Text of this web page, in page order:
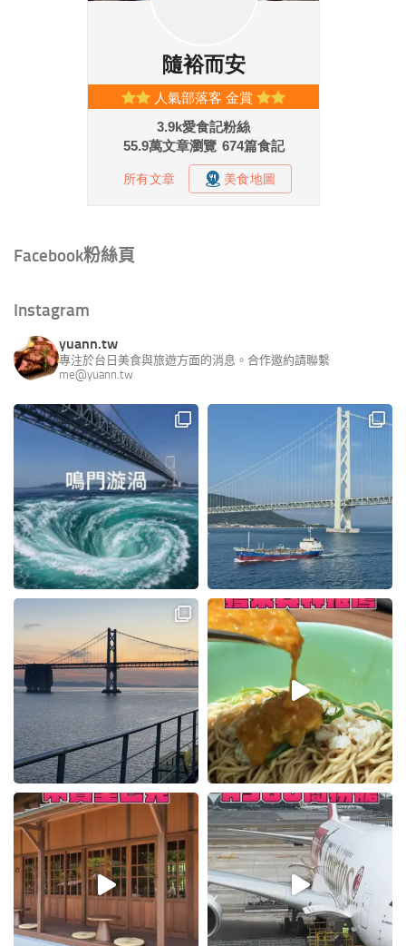
Facebook粉絲頁
Instagram
yuann.tw
專注於台日美食與旅遊方面的消息。合作邀約請聯繫
me@yuann.tw